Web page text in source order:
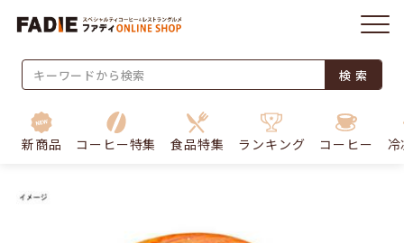
検 索
新商品 コーヒー特集 食品特集 ランキング コーヒー